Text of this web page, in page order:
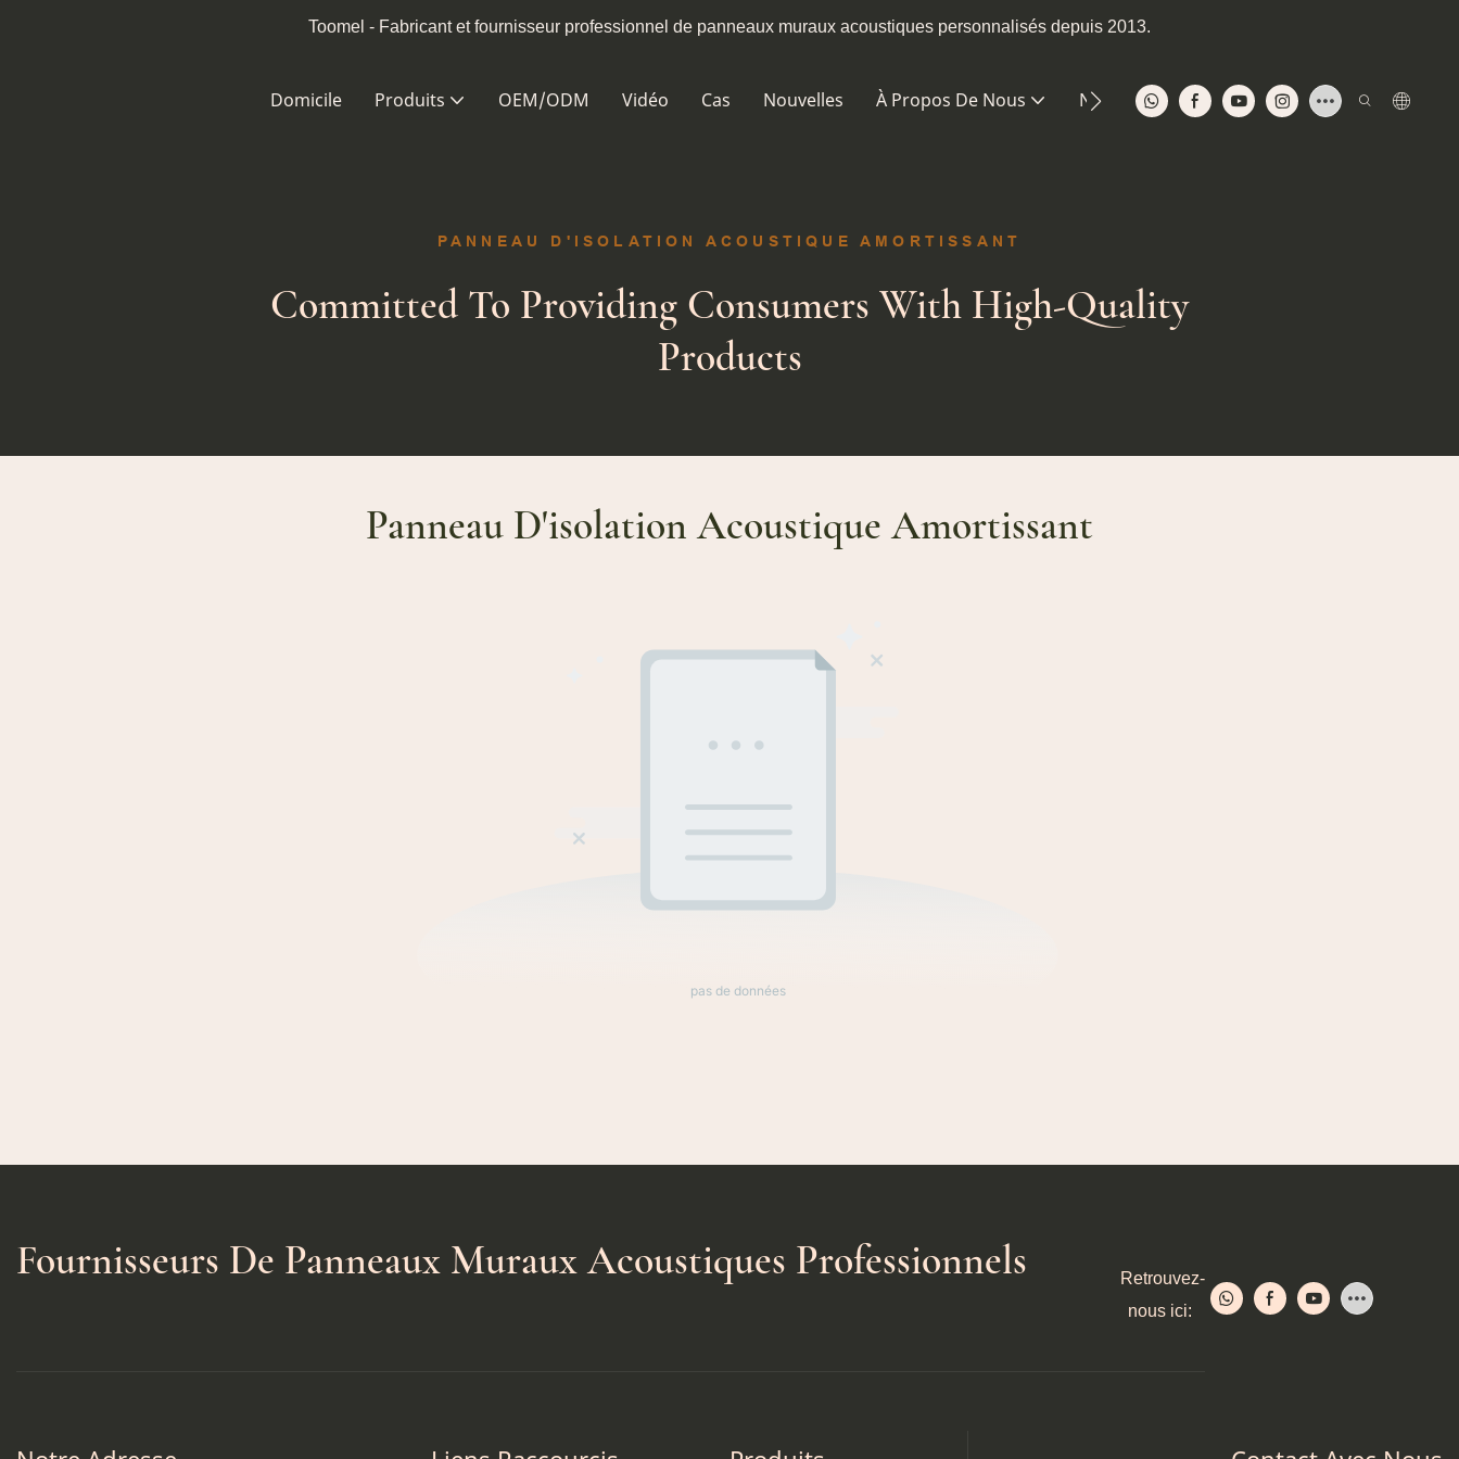
Toomel - Fabricant et fournisseur professionnel de panneaux muraux acoustiques personnalisés depuis 2013.
Domicile Produits OEM/ODM Vidéo Cas Nouvelles À Propos De Nous Nous Contacter
PANNEAU D'ISOLATION ACOUSTIQUE AMORTISSANT
Committed To Providing Consumers With High-Quality
Products
Panneau D'isolation Acoustique Amortissant
pas de données
Fournisseurs De Panneaux Muraux Acoustiques Professionnels
Retrouvez-
nous ici: